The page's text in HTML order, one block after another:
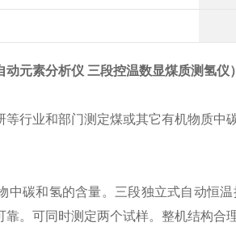
动元素分析仪 三段控温数显煤质测氢仪）
行业和部门测定煤或其它有机物质中
中碳和氢的含量。三段独立式自动恒
。可同时测定两个试样。整机结构合